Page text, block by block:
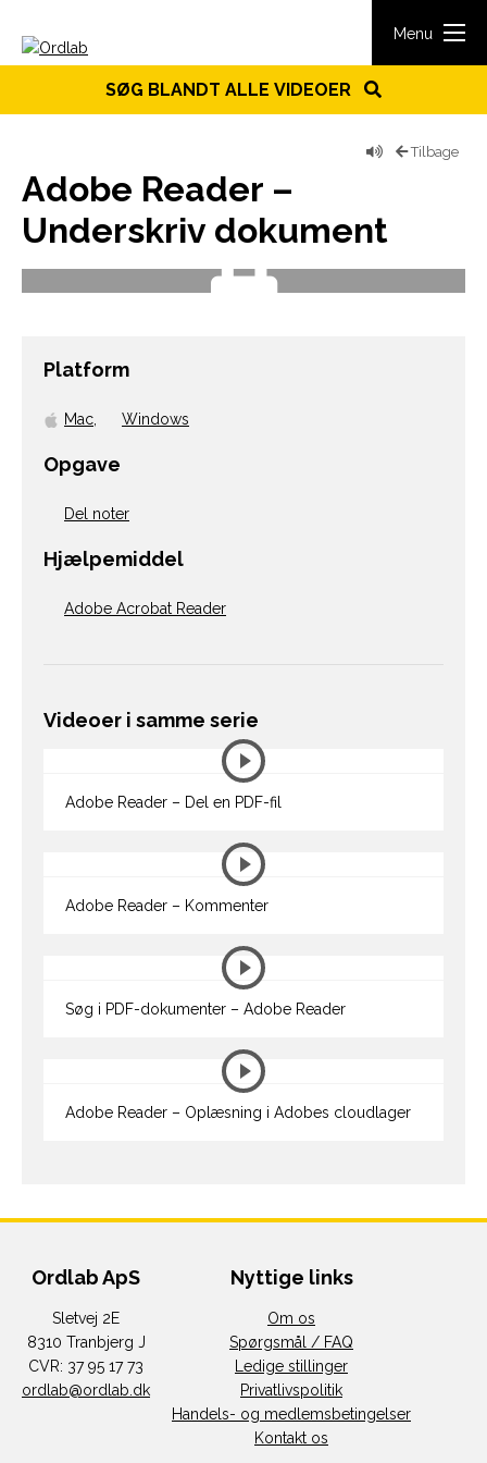
Menu
SØG BLANDT ALLE VIDEOER
Tilbage
Adobe Reader –
Underskriv dokument
Platform
Mac Windows
Opgave
Del noter
Hjælpemiddel
Adobe Acrobat Reader
Videoer i samme serie
Adobe Reader – Del en PDF-fil
Adobe Reader – Kommenter
Søg i PDF-dokumenter – Adobe Reader
Adobe Reader – Oplæsning i Adobes cloudlager
Ordlab ApS
Sletvej 2E
8310 Tranbjerg J
CVR: 37 95 17 73
ordlab@ordlab.dk
Nyttige links
Om os
Spørgsmål / FAQ
Ledige stillinger
Privatlivspolitik
Handels- og medlemsbetingelser
Kontakt os